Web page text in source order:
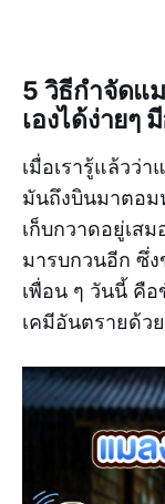
5 วิธีกำจัดแ
เองได้ง่ายๆ
เมื่อเรารู้แล้วว่
มันถึงบินมาตอม
เก็บกวาดอยู่เส
มารบกวนอีก ซึ่
เพื่อน ๆ วันนี้ คื
เคมีอันตรายด้ว